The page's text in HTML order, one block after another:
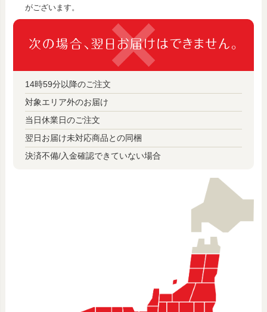
がございます。
14時59分以降のご注文
対象エリア外のお届け
当日休業日のご注文
翌日お届け未対応商品との同梱
決済不備/入金確認できていない場合